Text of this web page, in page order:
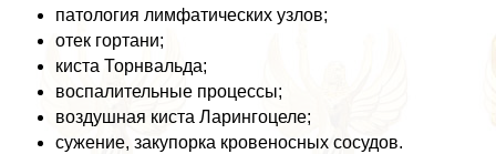
патология лимфатических узлов;
отек гортани;
киста Торнвальда;
воспалительные процессы;
воздушная киста Ларингоцеле;
сужение, закупорка кровеносных сосудов.